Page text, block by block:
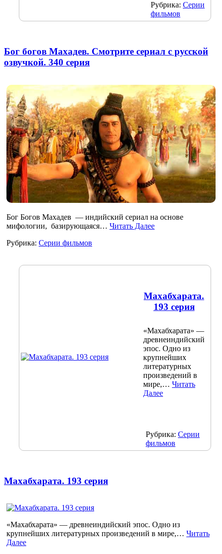
Рубрика: Серии
фильмов
Бог богов Махадев. Смотрите сериал с русской
озвучкой. 340 серия
Бог Богов Махадев — индийский сериал на основе
мифологии, базирующаяся… Читать Далее
Рубрика: Серии фильмов
Махабхарата.
193 серия
«Махабхарата» —
древнеиндийский
эпос. Одно из
крупнейших
литературных
произведений в
мире,… Читать
Далее
Рубрика: Серии
фильмов
Махабхарата. 193 серия
«Махабхарата» — древнеиндийский эпос. Одно из
крупнейших литературных произведений в мире,… Читать
Далее